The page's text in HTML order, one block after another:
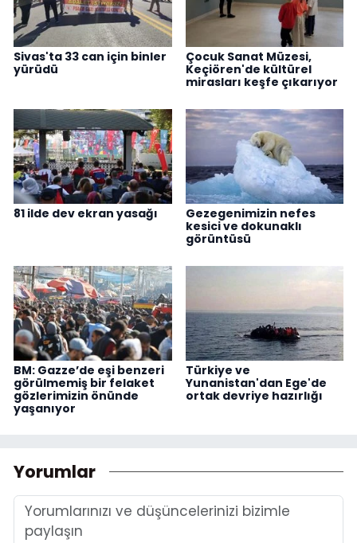
Sivas'ta 33 can için binler
yürüdü
Çocuk Sanat Müzesi,
Keçiören'de kültürel
mirasları keşfe çıkarıyor
81 ilde dev ekran yasağı
Gezegenimizin nefes
kesici ve dokunaklı
görüntüsü
BM: Gazze’de eşi benzeri
görülmemiş bir felaket
gözlerimizin önünde
yaşanıyor
Türkiye ve
Yunanistan'dan Ege'de
ortak devriye hazırlığı
Yorumlar